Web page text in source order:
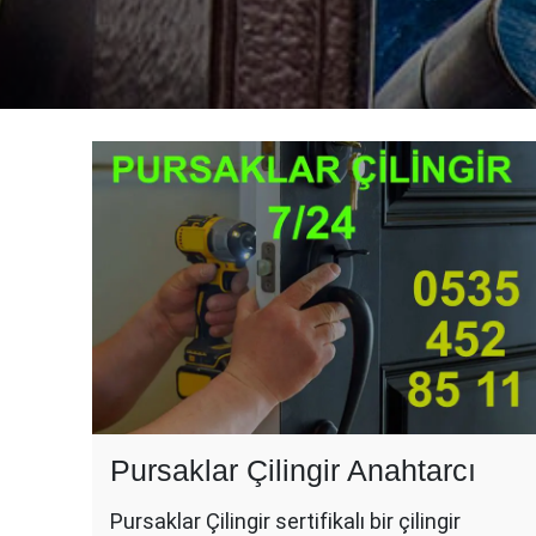
Pursaklar Çilingir Anahtarcı
Pursaklar Çilingir sertifikalı bir çilingir